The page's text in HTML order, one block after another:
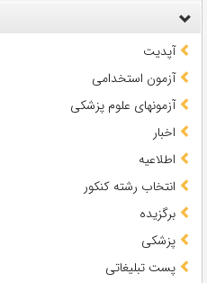
آپدیت
آزمون استخدامی
آزمونهای علوم پزشکی
اخبار
اطلاعیه
انتخاب رشته کنکور
برگزیده
پزشکی
پست تبلیغاتی